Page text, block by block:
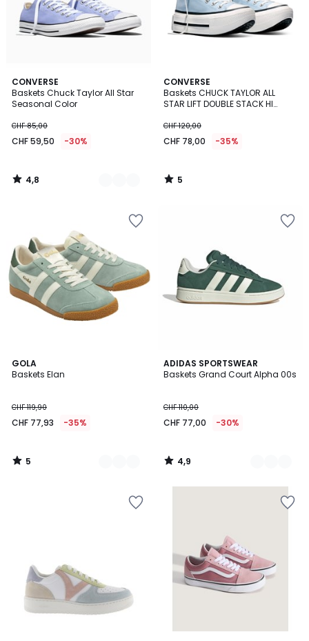
CONVERSE
Baskets Chuck Taylor All Star
Seasonal Color
CHF 85,00
CHF 59,50 -30%
4,8
/ 5
3
Couleurs
4,8
/
CONVERSE
Baskets CHUCK TAYLOR ALL
STAR LIFT DOUBLE STACK HI
CHF 120,00
CHF 78,00 -35%
5
/
5
5
/
GOLA
Baskets Elan
CHF 119,90
CHF 77,93 -35%
5
/
3
Couleurs
5
/
ADIDAS SPORTSWEAR
Baskets Grand Court Alpha 00s
CHF 110,00
CHF 77,00 -30%
4,9
/ 5
2
Couleurs
4,9
/